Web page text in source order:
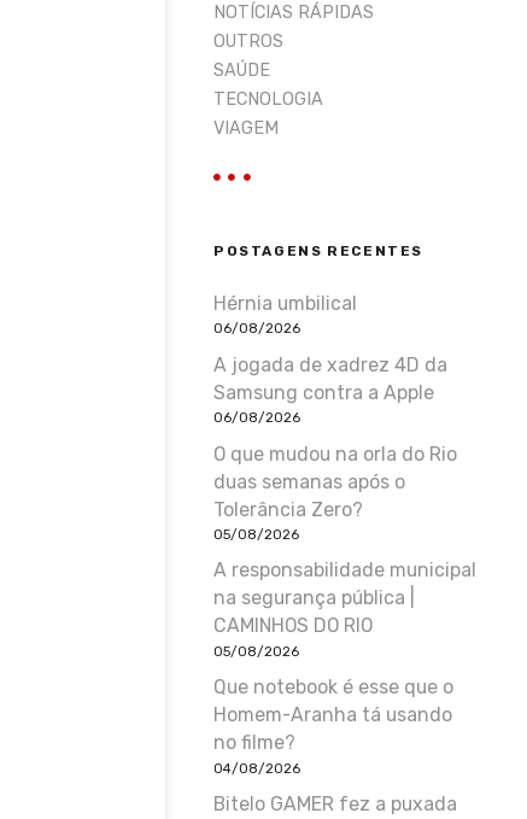
NOTÍCIAS RÁPIDAS
OUTROS
SAÚDE
TECNOLOGIA
VIAGEM
POSTAGENS RECENTES
Hérnia umbilical
06/08/2026
A jogada de xadrez 4D da
Samsung contra a Apple
06/08/2026
O que mudou na orla do Rio
duas semanas após o
Tolerância Zero?
05/08/2026
A responsabilidade municipal
na segurança pública |
CAMINHOS DO RIO
05/08/2026
Que notebook é esse que o
Homem-Aranha tá usando
no filme?
04/08/2026
Bitelo GAMER fez a puxada